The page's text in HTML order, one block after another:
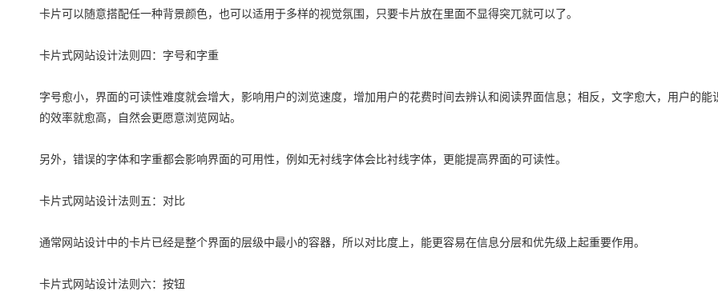
卡片可以随意搭配任一种背景颜色，也可以适用于多样的视觉氛围，只要卡片放在里面不显得突兀就可以了。
卡片式网站设计法则四：字号和字重
字号愈小，界面的可读性难度就会增大，影响用户的浏览速度，增加用户的花费时间去辨认和阅读界面信息；相反，文字愈大，用户的能
的效率就愈高，自然会更愿意浏览网站。
另外，错误的字体和字重都会影响界面的可用性，例如无衬线字体会比衬线字体，更能提高界面的可读性。
卡片式网站设计法则五：对比
通常网站设计中的卡片已经是整个界面的层级中最小的容器，所以对比度上，能更容易在信息分层和优先级上起重要作用。
卡片式网站设计法则六：按钮